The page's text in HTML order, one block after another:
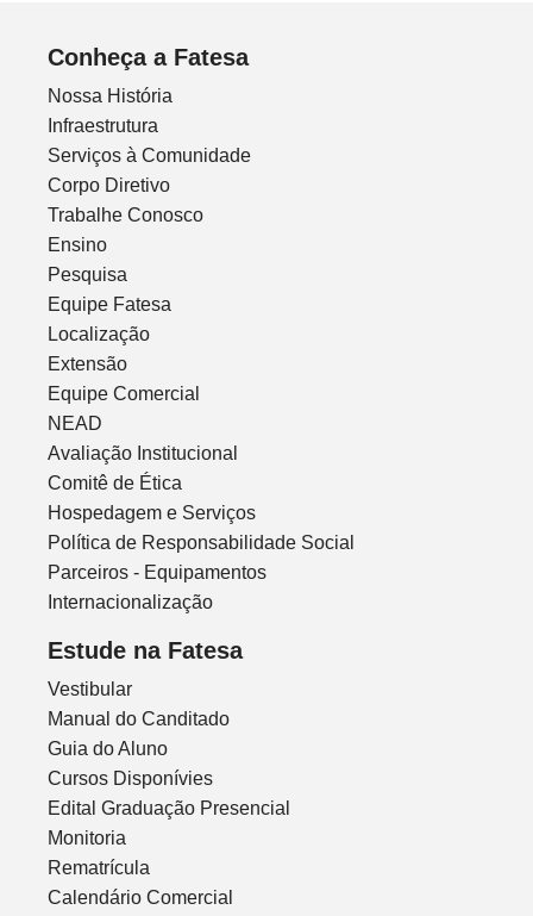
Conheça a Fatesa
Nossa História
Infraestrutura
Serviços à Comunidade
Corpo Diretivo
Trabalhe Conosco
Ensino
Pesquisa
Equipe Fatesa
Localização
Extensão
Equipe Comercial
NEAD
Avaliação Institucional
Comitê de Ética
Hospedagem e Serviços
Política de Responsabilidade Social
Parceiros - Equipamentos
Internacionalização
Estude na Fatesa
Vestibular
Manual do Canditado
Guia do Aluno
Cursos Disponívies
Edital Graduação Presencial
Monitoria
Rematrícula
Calendário Comercial